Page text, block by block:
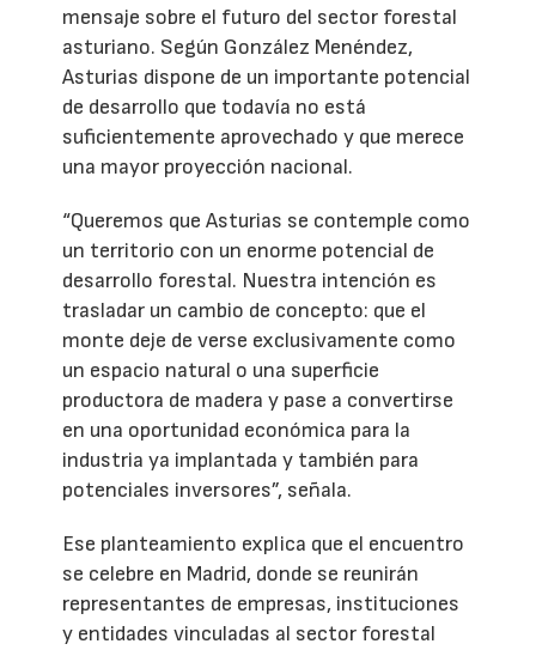
mensaje sobre el futuro del sector forestal
asturiano. Según González Menéndez,
Asturias dispone de un importante potencial
de desarrollo que todavía no está
suficientemente aprovechado y que merece
una mayor proyección nacional.
“Queremos que Asturias se contemple como
un territorio con un enorme potencial de
desarrollo forestal. Nuestra intención es
trasladar un cambio de concepto: que el
monte deje de verse exclusivamente como
un espacio natural o una superficie
productora de madera y pase a convertirse
en una oportunidad económica para la
industria ya implantada y también para
potenciales inversores”, señala.
Ese planteamiento explica que el encuentro
se celebre en Madrid, donde se reunirán
representantes de empresas, instituciones
y entidades vinculadas al sector forestal